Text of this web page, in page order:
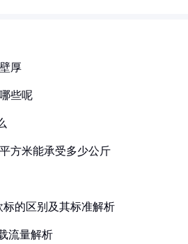
厚
些呢
方米能承受多少公斤
标的区别及其标准解析
流量解析